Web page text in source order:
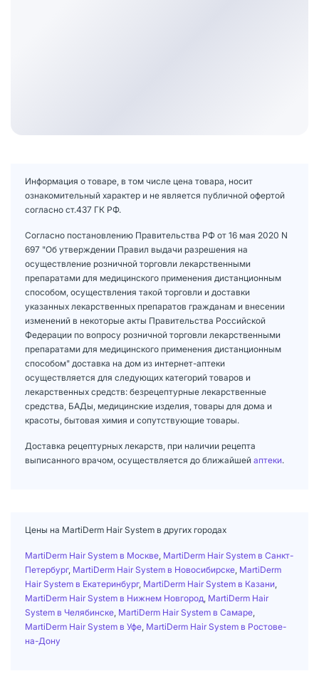
Информация о товаре, в том числе цена товара, носит
ознакомительный характер и не является публичной офертой
согласно ст.437 ГК РФ.
Согласно постановлению Правительства РФ от 16 мая 2020 N
697 "Об утверждении Правил выдачи разрешения на
осуществление розничной торговли лекарственными
препаратами для медицинского применения дистанционным
способом, осуществления такой торговли и доставки
указанных лекарственных препаратов гражданам и внесении
изменений в некоторые акты Правительства Российской
Федерации по вопросу розничной торговли лекарственными
препаратами для медицинского применения дистанционным
способом" доставка на дом из интернет-аптеки
осуществляется для следующих категорий товаров и
лекарственных средств: безрецептурные лекарственные
средства, БАДы, медицинские изделия, товары для дома и
красоты, бытовая химия и сопутствующие товары.
Доставка рецептурных лекарств, при наличии рецепта
выписанного врачом, осуществляется до ближайшей аптеки.
Цены на MartiDerm Hair System в других городах
MartiDerm Hair System в Москве MartiDerm Hair System в Санкт-
Петербург, MartiDerm Hair System в Новосибирске MartiDerm
Hair System в Екатеринбург, MartiDerm Hair System в Казани
MartiDerm Hair System в Нижнем Новгород MartiDerm Hair
System в Челябинске MartiDerm Hair System в Самаре
MartiDerm Hair System в Уфе MartiDerm Hair System в Ростове-
на-Дону